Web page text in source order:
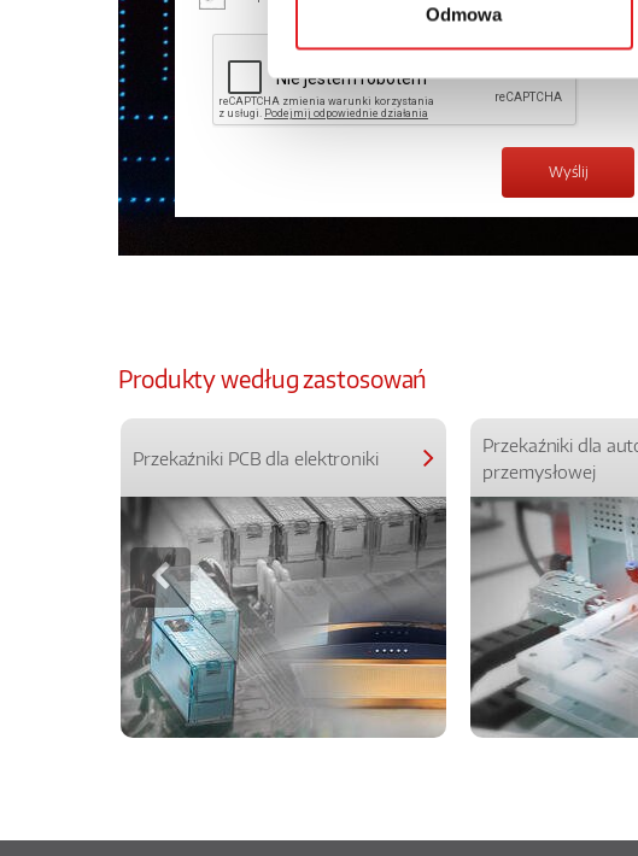
Odmowa
Produkty według zastosowań
Przekaźniki PCB dla elektroniki
Przekaźniki dla
przemysłowej